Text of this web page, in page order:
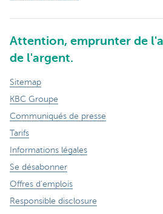
Attention, emprunter de
de l'argent.
Sitemap
KBC Groupe
Communiqués de presse
Tarifs
Informations légales
Se désabonner
Offres d'emplois
Responsible disclosure